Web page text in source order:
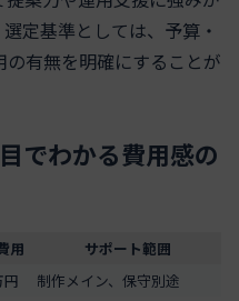
定基準としては、予算・
有無を明確にすることが
でわかる費用感の
用
サポート範囲
円
制作メイン、保守別途